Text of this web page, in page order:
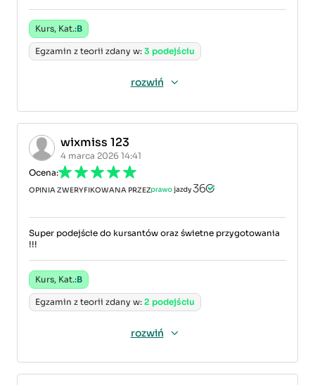
Kurs, Kat.:B
Egzamin z teorii zdany w: 3 podejściu
rozwiń
wixmiss 123
4 marca 2026 14:41
Ocena:
OPINIA ZWERYFIKOWANA PRZEZ
Super podejście do kursantów oraz świetne przygotowania
!!!
Kurs, Kat.:B
Egzamin z teorii zdany w: 2 podejściu
rozwiń